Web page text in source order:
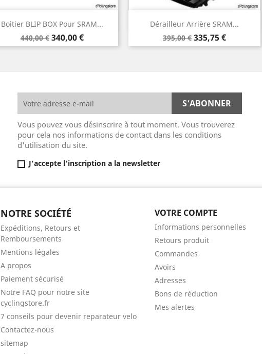
Boitier BLIP BOX Pour SRAM...
Prix
de
440,00 € Prix
340,00 €
Aperçu rapide Dérailleur Arrière SRAM...
Prix
de
395,00 € Prix
335,75 €
Aperçu rapide
Vous pouvez vous désinscrire à tout moment. Vous trouverez
pour cela nos informations de contact dans les conditions
d'utilisation du site.
J'accepte l'inscription a la newsletter
NOTRE SOCIÉTÉ
Expéditions, Retours et
Remboursements
Mentions légales
A propos
Paiement sécurisé
Notre FAQ pour notre site
cyclingstore.fr
7 conseils pour devenir reparateur velo
Contactez-nous
sitemap
VOTRE COMPTE
Informations personnelles
Retours produit
Commandes
Avoirs
Adresses
Bons de réduction
Mes alertes